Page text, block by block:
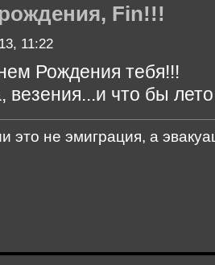
Fin!!!
11:22
Рождения тебя!!!
везения...и что бы
это не эмиграция, а